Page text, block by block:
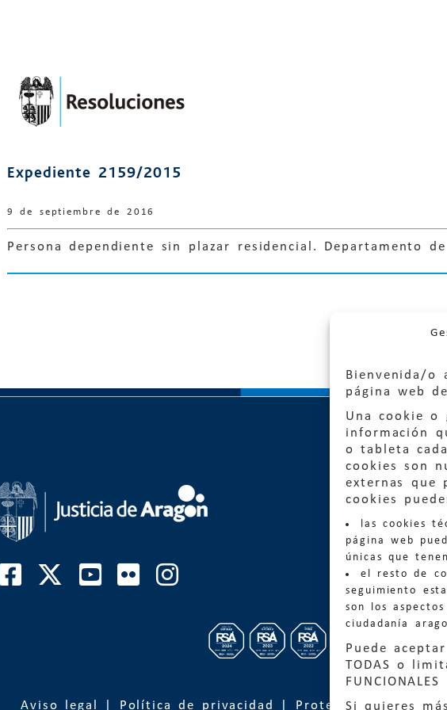
Bienvenida/o
página web
Una cookie o
información
o tableta
cookies son
externas que
cookies
las cookies
página web
únicas que
el resto de
seguimiento
son los
ciudadanía
Puede
TODAS o
FUNCIONALES
Si quieres
Expediente 2159/2015
9 de septiembre de 2016
Persona dependiente sin plazar residencial. Departamento
Aviso legal Política de privacidad Protección de Datos